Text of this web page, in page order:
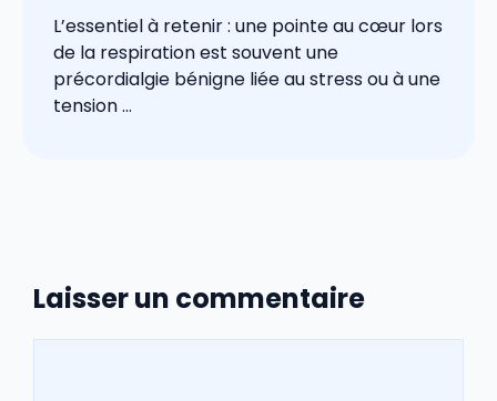
L’essentiel à retenir : une pointe au cœur lors
de la respiration est souvent une
précordialgie bénigne liée au stress ou à une
tension ...
Laisser un commentaire